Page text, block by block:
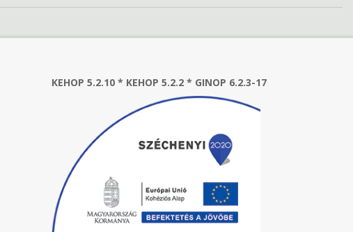
KEHOP 5.2.10 * KEHOP 5.2.2 * GINOP 6.2.3-17